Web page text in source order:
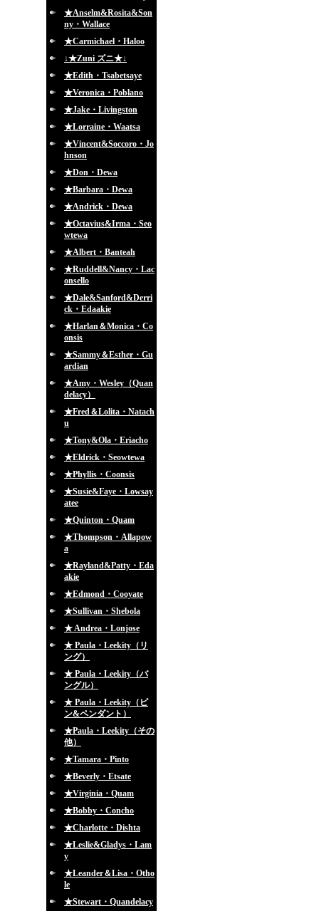
★Anselm&Rosita&Son
ny・Wallace
★Carmichael・Haloo
↓★Zuni ズニ★↓
★Edith・Tsabetsaye
★Veronica・Poblano
★Jake・Livingston
★Lorraine・Waatsa
★Vincent&Soccoro・Jo
hnson
★Don・Dewa
★Barbara・Dewa
★Andrick・Dewa
★Octavius&Irma・Seo
wtewa
★Albert・Banteah
★Ruddell&Nancy・Lac
onsello
★Dale&Sanford&Derri
ck・Edaakie
★Harlan＆Monica・Co
onsis
★Sammy＆Esther・Gu
ardian
★Amy・Wesley（Quan
delacy）
★Fred＆Lolita・Natach
u
★Tony&Ola・Eriacho
★Eldrick・Seowtewa
★Phyllis・Coonsis
★Susie&Faye・Lowsay
atee
★Quinton・Quam
★Thompson・Allapow
a
★Rayland&Patty・Eda
akie
★Edmond・Cooyate
★Sullivan・Shebola
★ Andrea・Lonjose
★ Paula・Leekity（リ
ング）
★ Paula・Leekity（バ
ングル）
★ Paula・Leekity（ピ
ン&ペンダント）
★Paula・Leekity（その
他）
★Tamara・Pinto
★Beverly・Etsate
★Virginia・Quam
★Bobby・Concho
★Charlotte・Dishta
★Leslie&Gladys・Lam
y
★Leander＆Lisa・Otho
le
★Stewart・Quandelacy